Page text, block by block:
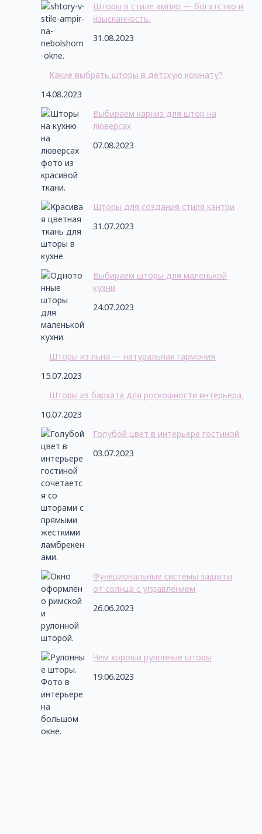
Шторы в стиле ампир — богатство и
изысканность.
31.08.2023
Какие выбрать шторы в детскую комнату?
14.08.2023
Выбираем карниз для штор на
люверсах
07.08.2023
Шторы для создания стиля кантри
31.07.2023
Выбираем шторы для маленькой
кухни
24.07.2023
Шторы из льна — натуральная гармония
15.07.2023
Шторы из бархата для роскошности интерьера.
10.07.2023
Голубой цвет в интерьере гостиной
03.07.2023
Функциональные системы защиты
от солнца с управлением
26.06.2023
Чем хороши рулонные шторы
19.06.2023